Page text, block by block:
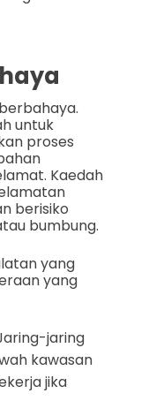
untuk
proses
Kaedah
berisiko
bumbung.
yang
yang
jaring
kawasan
jika